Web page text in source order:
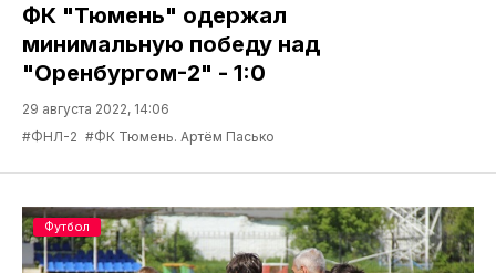
ФК "Тюмень" одержал
минимальную победу над
"Оренбургом-2" - 1:0
29 августа 2022, 14:06
#ФНЛ-2 #ФК Тюмень. Артём Пасько
Футбол